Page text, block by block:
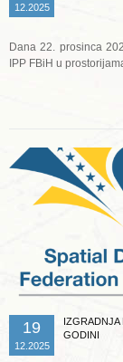
12.2025
Dana 22. prosinca
IPP FBiH u
19
12.2025
IZGRADNJA
GODINI